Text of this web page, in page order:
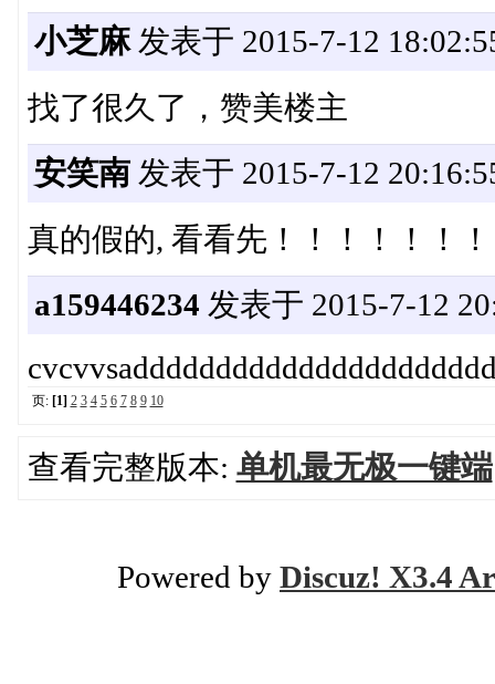
小芝麻发表于 2015-7-12
找了很久了，赞美楼主
安笑南发表于 2015-7-12
真的假的, 看看先！！！！！！
a159446234 发表于 2015-7-12
页: [1] 2 3 4 5 6 7 8 9 10
查看完整版本: 单机最无极一键端
Powered by Discuz! X3.4